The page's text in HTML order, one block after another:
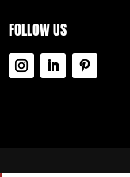
FOLLOW US